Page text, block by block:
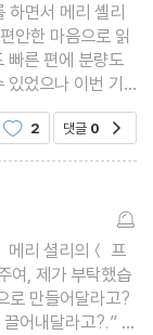
하면서 메리 셸리
안한 마음으로 읽
빠른 편에 분량도
었으나 이번 기
의 소재라고 생각
공의 이름이었다.
2 댓글 0
로 만들어달라고?
어내달라고?.” -